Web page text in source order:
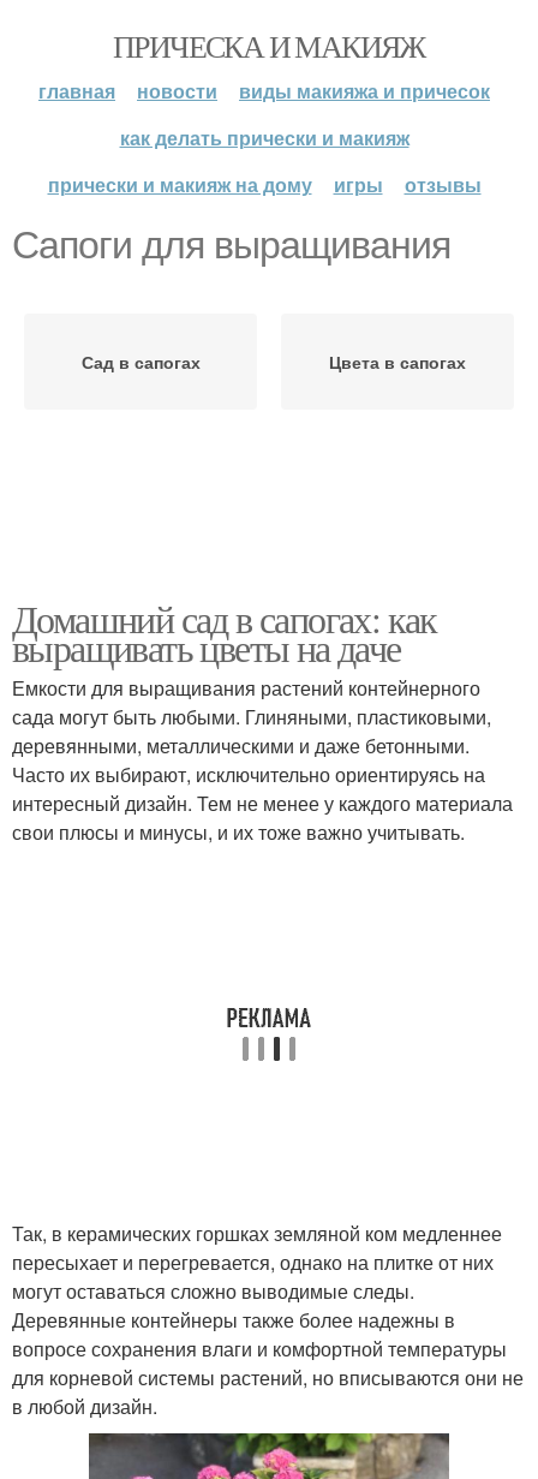
ПРИЧЕСКА И МАКИЯЖ
главная новости
виды макияжа и причесок
как делать прически и макияж
прически и макияж на дому
игры отзывы
Сапоги для выращивания
Сад в сапогах Цвета в сапогах
Домашний сад в сапогах: как
выращивать цветы на даче
Емкости для выращивания растений контейнерного
сада могут быть любыми. Глиняными, пластиковыми,
деревянными, металлическими и даже бетонными.
Часто их выбирают, исключительно ориентируясь на
интересный дизайн. Тем не менее у каждого материала
свои плюсы и минусы, и их тоже важно учитывать.
Так, в керамических горшках земляной ком медленнее
пересыхает и перегревается, однако на плитке от них
могут оставаться сложно выводимые следы.
Деревянные контейнеры также более надежны в
вопросе сохранения влаги и комфортной температуры
для корневой системы растений, но вписываются они не
в любой дизайн.